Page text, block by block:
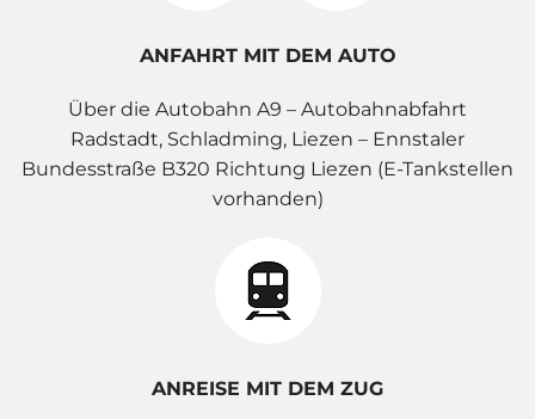
ANFAHRT MIT DEM AUTO
Über die Autobahn A9 – Autobahnabfahrt
Radstadt, Schladming, Liezen – Ennstaler
Bundesstraße B320 Richtung Liezen (E-Tankstellen
vorhanden)
ANREISE MIT DEM ZUG